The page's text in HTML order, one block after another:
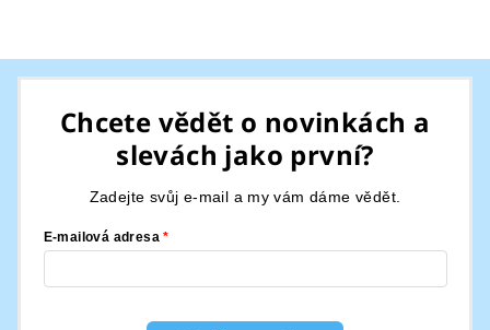
Chcete vědět o novinkách a
slevách jako první?
Zadejte svůj e-mail a my vám dáme vědět.
E-mailová adresa